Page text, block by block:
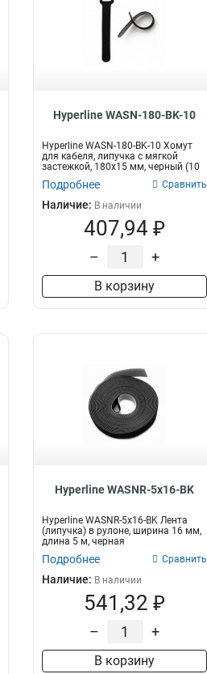
Hyperline WASN-180-BK-10
Hyperline WASN-180-BK-10 Хомут
для кабеля, липучка с мягкой
застежкой, 180x15 мм, черный (10
Подробнее Сравнить
Наличие: В наличии
407,94 ₽
– +
В корзину
Hyperline WASNR-5x16-BK
Hyperline WASNR-5x16-BK Лента
(липучка) в рулоне, ширина 16 мм,
длина 5 м, черная
Подробнее Сравнить
Наличие: В наличии
541,32 ₽
– +
В корзину